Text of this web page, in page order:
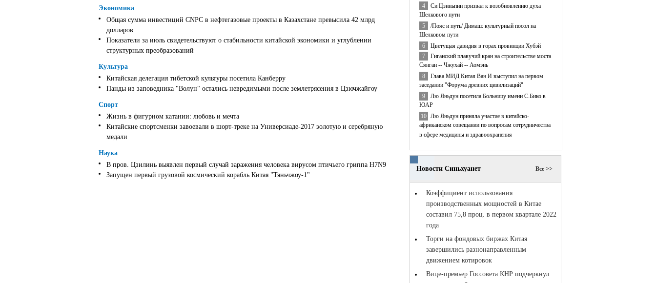
Экономика
Общая сумма инвестиций CNPC в нефтегазовые проекты в Казахстане превысила 42 млрд
долларов
Показатели за июль свидетельствуют о стабильности китайской экономики и углублении
структурных преобразований
Культура
Китайская делегация тибетской культуры посетила Канберру
Панды из заповедника "Волун" остались невредимыми после землетрясения в Цзючжайгоу
Спорт
Жизнь в фигурном катании: любовь и мечта
Китайские спортсменки завоевали в шорт-треке на Универсиаде-2017 золотую и серебряную
медали
Наука
В пров. Цзилинь выявлен первый случай заражения человека вирусом птичьего гриппа H7N9
Запущен первый грузовой космический корабль Китая "Тяньчжоу-1"
4 Си Цзиньпин призвал к возобновлению духа
Шелкового пути
5 /Пояс и путь/ Димаш: культурный посол на
Шелковом пути
6
Цветущая давидия в горах провинции Хубэй
7
Гиганский плавучий кран на строительстве моста
Сянган -- Чжухай -- Аомэнь
8 Глава МИД Китая Ван И выступил на первом
заседании "Форума древних цивилизаций"
9 Лю Яньдун посетила Больницу имени С.Бико в
ЮАР
10 Лю Яньдун приняла участие в китайско-
африканском совещании по вопросам сотрудничества
в сфере медицины и здравоохранения